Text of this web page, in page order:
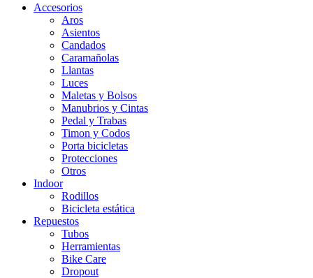
Accesorios
Aros
Asientos
Candados
Caramañolas
Llantas
Luces
Maletas y Bolsos
Manubrios y Cintas
Pedal y Trabas
Timon y Codos
Porta bicicletas
Protecciones
Otros
Indoor
Rodillos
Bicicleta estática
Repuestos
Tubos
Herramientas
Bike Care
Dropout